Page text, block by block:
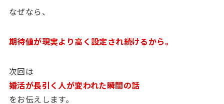
なぜなら、
期待値が現実より高く設定され続けるから。
次回は
婚活が長引く人が変われた瞬間の話
をお伝えします。